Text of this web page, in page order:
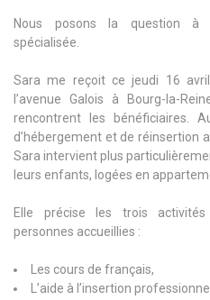
Nous posons la question à
spécialisée.
Sara me reçoit ce jeudi 16
l’avenue Galois à Bourg-la-
rencontrent les bénéficiaires.
d’hébergement et de réinsertion
Sara intervient plus
leurs enfants, logées en
Elle précise les trois activités
personnes accueillies :
Les cours de français,
L’aide à l’insertion